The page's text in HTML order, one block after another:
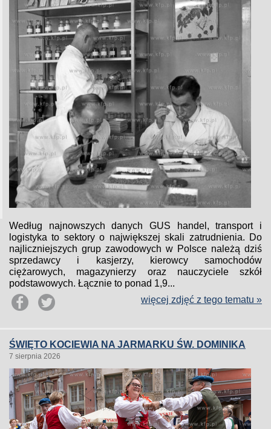
Według najnowszych danych GUS handel, transport i
logistyka to sektory o największej skali zatrudnienia. Do
najliczniejszych grup zawodowych w Polsce należą dziś
sprzedawcy i kasjerzy, kierowcy samochodów
ciężarowych, magazynierzy oraz nauczyciele szkół
podstawowych. Łącznie to ponad 1,9...
więcej zdjęć z tego tematu »
ŚWIĘTO KOCIEWIA NA JARMARKU ŚW. DOMINIKA
7 sierpnia 2026